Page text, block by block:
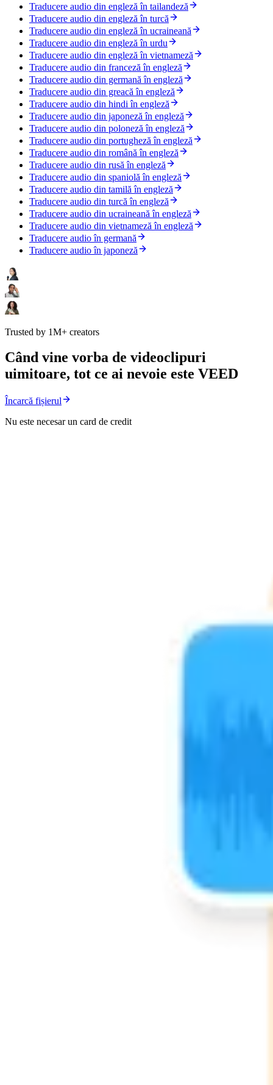
Traducere audio din engleză în tailandeză
Traducere audio din engleză în turcă
Traducere audio din engleză în ucraineană
Traducere audio din engleză în urdu
Traducere audio din engleză în vietnameză
Traducere audio din franceză în engleză
Traducere audio din germană în engleză
Traducere audio din greacă în engleză
Traducere audio din hindi în engleză
Traducere audio din japoneză în engleză
Traducere audio din poloneză în engleză
Traducere audio din portugheză în engleză
Traducere audio din română în engleză
Traducere audio din rusă în engleză
Traducere audio din spaniolă în engleză
Traducere audio din tamilă în engleză
Traducere audio din turcă în engleză
Traducere audio din ucraineană în engleză
Traducere audio din vietnameză în engleză
Traducere audio în germană
Traducere audio în japoneză
Trusted by 1M+ creators
Când vine vorba de videoclipuri
uimitoare, tot ce ai nevoie este VEED
Încarcă fișierul
Nu este necesar un card de credit